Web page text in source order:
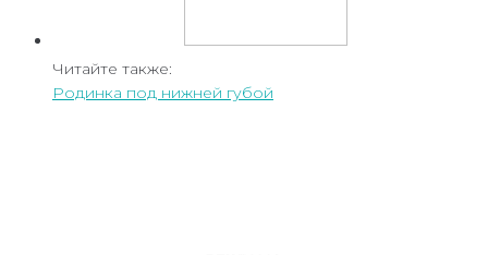
Читайте также:
Родинка под нижней губой